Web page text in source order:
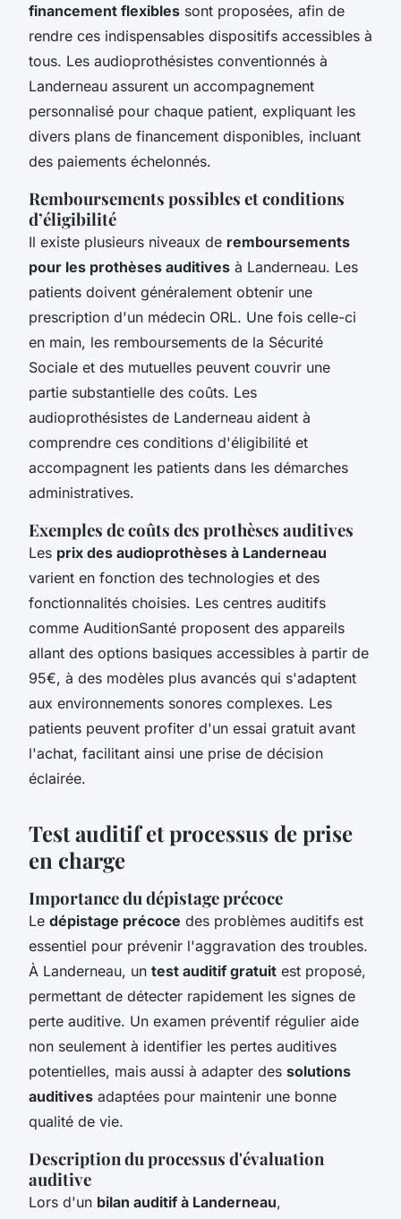
financement flexibles sont proposées, afin de
rendre ces indispensables dispositifs accessibles à
tous. Les audioprothésistes conventionnés à
Landerneau assurent un accompagnement
personnalisé pour chaque patient, expliquant les
divers plans de financement disponibles, incluant
des paiements échelonnés.
Remboursements possibles et conditions
d’éligibilité
Il existe plusieurs niveaux de remboursements
pour les prothèses auditives à Landerneau. Les
patients doivent généralement obtenir une
prescription d'un médecin ORL. Une fois celle-ci
en main, les remboursements de la Sécurité
Sociale et des mutuelles peuvent couvrir une
partie substantielle des coûts. Les
audioprothésistes de Landerneau aident à
comprendre ces conditions d'éligibilité et
accompagnent les patients dans les démarches
administratives.
Exemples de coûts des prothèses auditives
Les prix des audioprothèses à Landerneau
varient en fonction des technologies et des
fonctionnalités choisies. Les centres auditifs
comme AuditionSanté proposent des appareils
allant des options basiques accessibles à partir de
95€, à des modèles plus avancés qui s'adaptent
aux environnements sonores complexes. Les
patients peuvent profiter d'un essai gratuit avant
l'achat, facilitant ainsi une prise de décision
éclairée.
Test auditif et processus de prise
en charge
Importance du dépistage précoce
Le dépistage précoce des problèmes auditifs est
essentiel pour prévenir l'aggravation des troubles.
À Landerneau, un test auditif gratuit est proposé,
permettant de détecter rapidement les signes de
perte auditive. Un examen préventif régulier aide
non seulement à identifier les pertes auditives
potentielles, mais aussi à adapter des solutions
auditives adaptées pour maintenir une bonne
qualité de vie.
Description du processus d'évaluation
auditive
Lors d'un bilan auditif à Landerneau,